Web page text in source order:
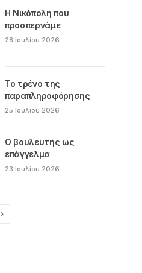
Η Νικόπολη που
προσπερνάμε
28 Ιουλίου 2026
Το τρένο της
παραπληροφόρησης
25 Ιουλίου 2026
Ο βουλευτής ως
επάγγελμα
23 Ιουλίου 2026
Next